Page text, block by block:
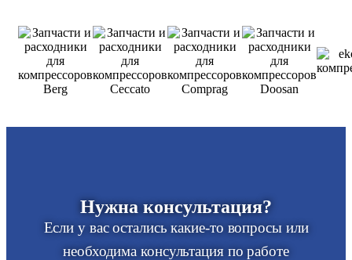
Нужна консультация?
Если у вас остались какие-то вопросы или
необходима консультация по работе